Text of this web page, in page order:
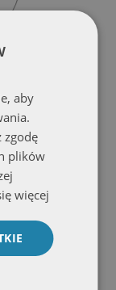
aby
zgodę
plików
więcej